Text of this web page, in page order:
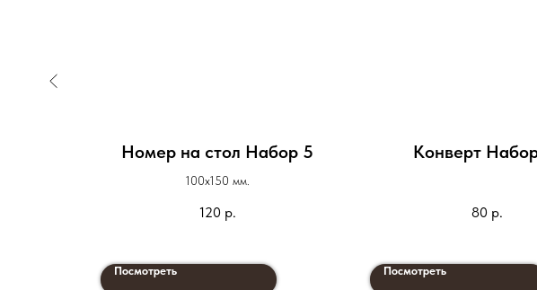
Номер на стол Набор 5
100х150 мм.
120 р.
Посмотреть
Конверт
80 р.
Посмотреть